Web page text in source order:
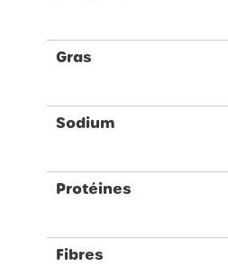
Gras
Sodium
Protéines
Fibres